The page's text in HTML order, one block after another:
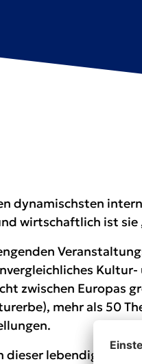
dynamischsten
wirtschaftlich ist sie
zwischen Europas
mehr als 50
dieser lebendigen